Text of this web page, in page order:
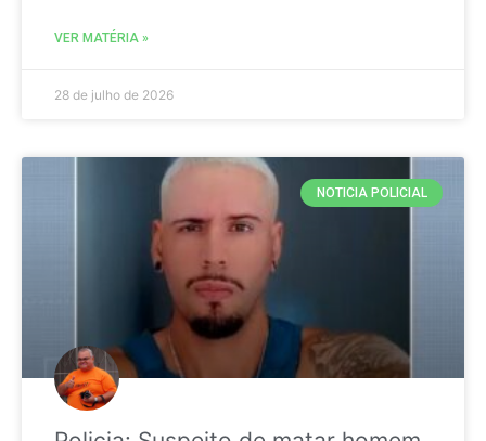
VER MATÉRIA »
28 de julho de 2026
NOTICIA POLICIAL